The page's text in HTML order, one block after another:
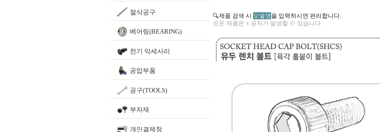
절삭공구
베어링(BEARING)
전기 악세사리
공압부품
공구(TOOLS)
부자재
개인결제창
🔍제품 검색 시 모델명을 입력하시면 편리합니다.
모든 제품은 ± 공차가 발생할 수 있습니다.